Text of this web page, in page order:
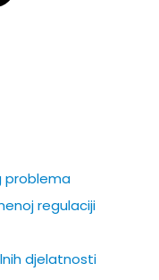
problema
regulaciji
djelatnosti